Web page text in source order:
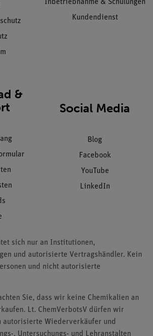
Inbetriebnahme & Schulungen
Kundendienst
&
Social Media
Blog
Facebook
YouTube
LinkedIn
sich nur an Institutionen,
und autorisierte Vertragshändler. Kein
und nicht autorisierte
Sie, dass wir keine Chemikalien an
Lt. ChemVerbotsV dürfen wir
autorisierte Wiederverkäufer und
, Untersuchungs- und Lehranstalten